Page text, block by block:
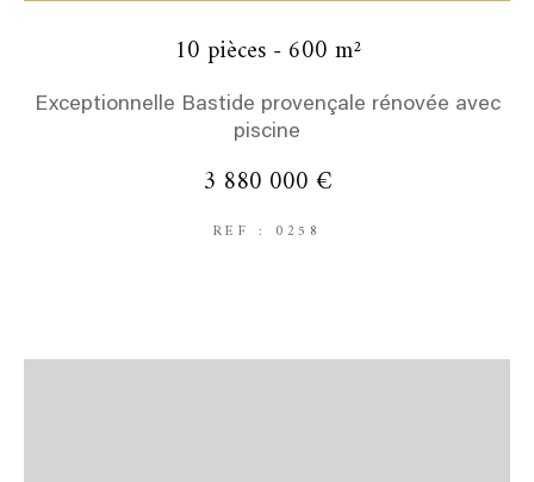
10 pièces - 600 m²
Exceptionnelle Bastide provençale rénovée avec
piscine
3 880 000 €
REF : 0258